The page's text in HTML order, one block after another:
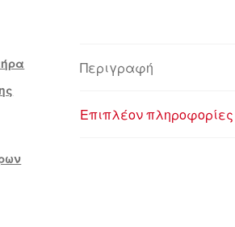
Περιγραφή
Επιπλέον πληροφορίες